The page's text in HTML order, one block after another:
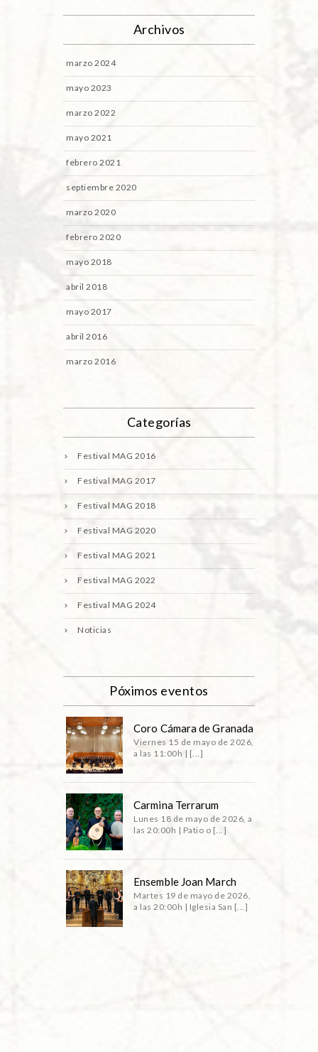
Archivos
marzo 2024
mayo 2023
marzo 2022
mayo 2021
febrero 2021
septiembre 2020
marzo 2020
febrero 2020
mayo 2018
abril 2018
mayo 2017
abril 2016
marzo 2016
Categorías
Festival MAG 2016
Festival MAG 2017
Festival MAG 2018
Festival MAG 2020
Festival MAG 2021
Festival MAG 2022
Festival MAG 2024
Noticias
Póximos eventos
Coro Cámara de Granada
Viernes 15 de mayo de 2026,
a las 11:00h | [...]
Carmina Terrarum
Lunes 18 de mayo de 2026, a
las 20:00h | Patio o [...]
Ensemble Joan March
Martes 19 de mayo de 2026,
a las 20:00h | Iglesia San [...]